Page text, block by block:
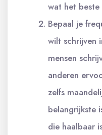
wat het
Bepaal je
wilt schrijven
mensen
anderen
zelfs
belangrijkste
die haalbaar